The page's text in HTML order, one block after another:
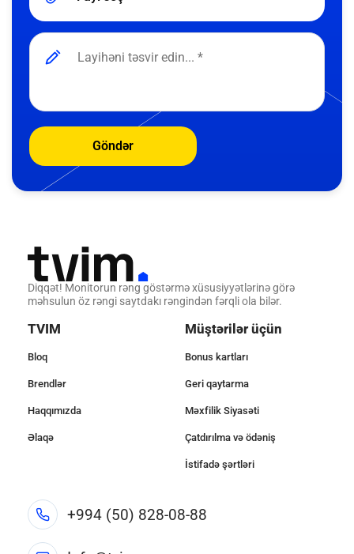
Göndər
Diqqət! Monitorun rəng göstərmə xüsusiyyətlərinə görə
məhsulun öz rəngi saytdakı rəngindən fərqli ola bilər.
TVIM
Bloq
Brendlər
Haqqımızda
Əlaqə
Müştərilər üçün
Bonus kartları
Geri qaytarma
Məxfilik Siyasəti
Çatdırılma və ödəniş
İstifadə şərtləri
+994 (50) 828-08-88